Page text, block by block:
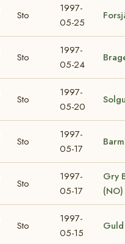
Sto
1997-
05-25
Sto
1997-
05-24
Sto
1997-
05-20
Sto
1997-
05-17
Sto
1997-
05-17
Gry
(NO)
Sto
1997-
05-15